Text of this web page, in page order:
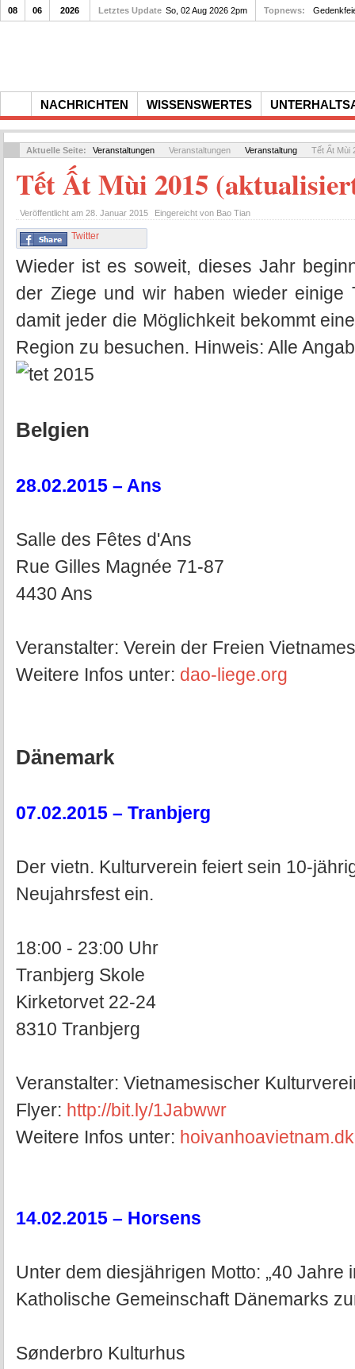
NACHRICHTEN WISSENSWERTES
08 06 2026 Letztes Update So, 02 Aug 2026 2pm Topnews:
Aktuelle Seite: Veranstaltungen Veranstaltungen Veranstaltung Tết Ất Mùi
Tết Ất Mùi 2015
Veröffentlicht am 28. Januar 2015 Eingereicht von Bao Tian
Twitter
Wieder ist es soweit, dieses Jahr
der Ziege und wir haben wieder einige
damit jeder die Möglichkeit bekommt
Region zu besuchen. Hinweis: Alle
Belgien
28.02.2015 – Ans
Salle des Fêtes d'Ans
Rue Gilles Magnée 71-87
4430 Ans
Veranstalter: Verein der Freien
Weitere Infos unter: dao-liege.org
Dänemark
07.02.2015 – Tranbjerg
Der vietn. Kulturverein feiert sein 10-
Neujahrsfest ein.
18:00 - 23:00 Uhr
Tranbjerg Skole
Kirketorvet 22-24
8310 Tranbjerg
Veranstalter: Vietnamesischer
Flyer: http://bit.ly/1Jabwwr
Weitere Infos unter: hoivanhoavietnam.dk
14.02.2015 – Horsens
Unter dem diesjährigen Motto: „40 Jahre
Katholische Gemeinschaft Dänemarks
Sønderbro Kulturhus